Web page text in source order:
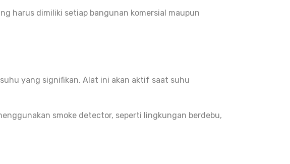
harus dimiliki setiap bangunan komersial maupun
yang signifikan. Alat ini akan aktif saat suhu
smoke detector, seperti lingkungan berdebu,